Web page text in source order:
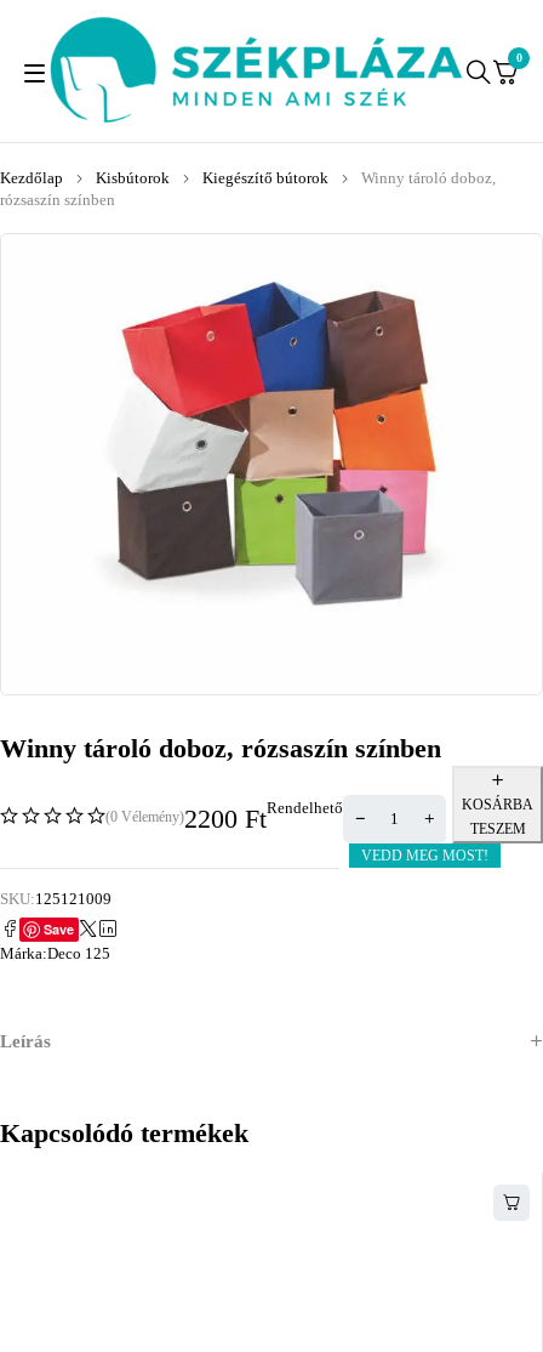
0
Kezdőlap Kisbútorok Kiegészítő bútorok
Winny tároló doboz,
rózsaszín színben
Winny tároló doboz, rózsaszín színben
(0 Vélemény)2200 FtRendelhető
KOSÁRBA
TESZEM
VEDD MEG MOST!
SKU:125121009
Save
Márka:Deco 125
Leírás
Kapcsolódó termékek